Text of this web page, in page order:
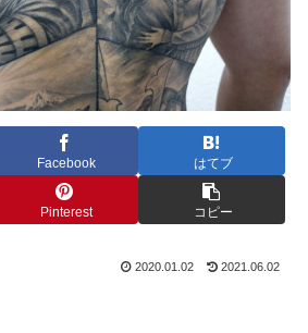
Facebook はてブ
Pinterest コピー
2020.01.02 2021.06.02